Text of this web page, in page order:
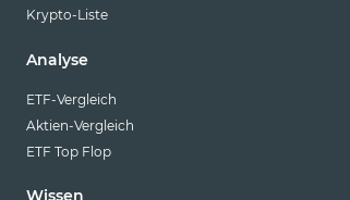
Krypto-Liste
Analyse
ETF-Vergleich
Aktien-Vergleich
ETF Top Flop
Wissen